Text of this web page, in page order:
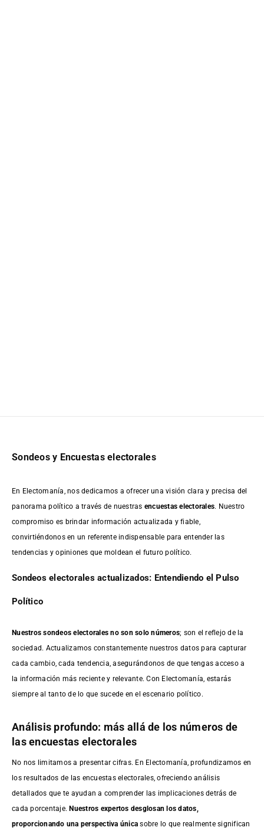
Sondeos y Encuestas electorales
En Electomanía, nos dedicamos a ofrecer una visión clara y precisa del
panorama político a través de nuestras encuestas electorales. Nuestro
compromiso es brindar información actualizada y fiable,
convirtiéndonos en un referente indispensable para entender las
tendencias y opiniones que moldean el futuro político.
Sondeos electorales actualizados: Entendiendo el Pulso
Político
Nuestros sondeos electorales no son solo números; son el reflejo de la
sociedad. Actualizamos constantemente nuestros datos para capturar
cada cambio, cada tendencia, asegurándonos de que tengas acceso a
la información más reciente y relevante. Con Electomanía, estarás
siempre al tanto de lo que sucede en el escenario político.
Análisis profundo: más allá de los números de
las encuestas electorales
No nos limitamos a presentar cifras. En Electomanía, profundizamos en
los resultados de las encuestas electorales, ofreciendo análisis
detallados que te ayudan a comprender las implicaciones detrás de
cada porcentaje.Nuestros expertos desglosan los datos,
proporcionando una perspectiva única sobre lo que realmente significan